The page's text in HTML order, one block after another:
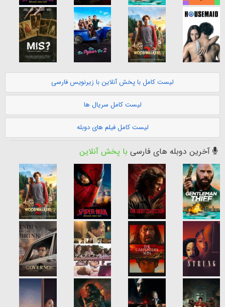
لیست کامل با پخش آنلاین با زیرنویس فارسی
لیست کامل سریال ها
لیست کامل فیلم های دوبله
آخرین دوبله های فارسی با پخش آنلاین